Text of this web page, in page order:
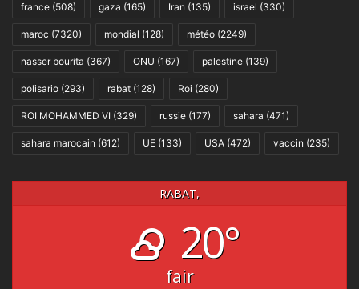
france (508) gaza (165) Iran (135) israel (330)
maroc (7320) mondial (128) météo (2249)
nasser bourita (367) ONU (167) palestine (139)
polisario (293) rabat (128) Roi (280)
ROI MOHAMMED VI (329) russie (177) sahara (471)
sahara marocain (612) UE (133) USA (472) vaccin (235)
RABAT,
20°
fair